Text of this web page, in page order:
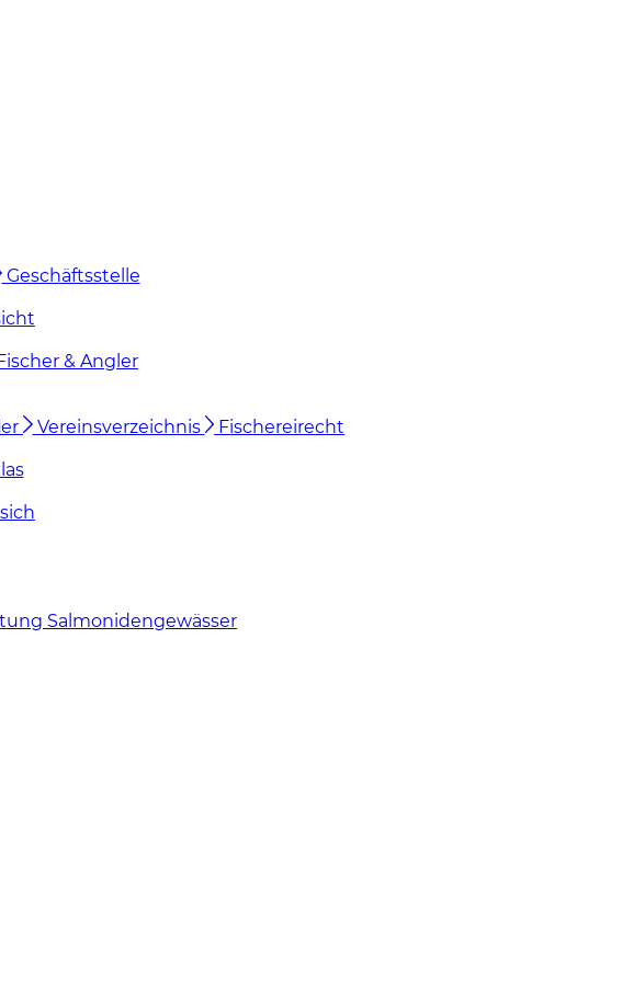
Geschäftsstelle
& Angler
Vereinsverzeichnis
Fischereirecht
Salmonidengewässer